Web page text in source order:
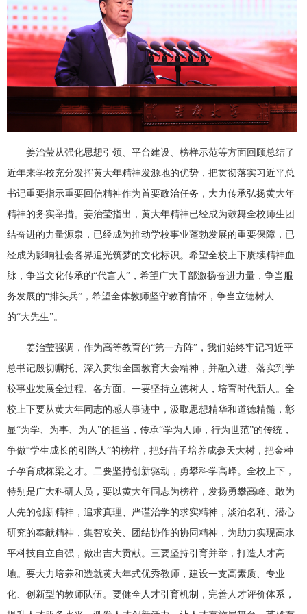
姜治莹从强化思想引领、平台建设、榜样示范等方面回顾总结了
近年来学校充分发挥黄大年精神发源地的优势，把贯彻落实习近平总
书记重要指示重要回信精神作为首要政治任务，大力传承弘扬黄大年
精神的务实举措。姜治莹指出，黄大年精神已经成为鼓舞全校师生团
结奋进的力量源泉，已经成为推动学校事业蓬勃发展的重要保障，已
经成为影响社会各界追光筑梦的文化标识。希望全校上下赓续精神血
脉，争当文化传承的“代言人”，希望广大干部激扬奋进力量，争当服
务发展的“排头兵”，希望全体教师坚守教育情怀，争当立德树人
的“大先生”。
姜治莹强调，作为高等教育的“第一方阵”，我们始终牢记习近平
总书记殷切嘱托、深入贯彻全国教育大会精神，并融入进、落实到学
校事业发展全过程、各方面。一要坚持立德树人，培育时代新人。全
校上下要从黄大年同志的感人事迹中，汲取思想精华和道德精髓，彰
显“为学、为事、为人”的担当，传承“学为人师，行为世范”的传统，
争做“学生成长的引路人”的榜样，把好苗子培养成参天大树，把金种
子孕育成栋梁之才。二要坚持创新驱动，勇攀科学高峰。全校上下，
特别是广大科研人员，要以黄大年同志为榜样，发扬勇攀高峰、敢为
人先的创新精神，追求真理、严谨治学的求实精神，淡泊名利、潜心
研究的奉献精神，集智攻关、团结协作的协同精神，为助力实现高水
平科技自立自强，做出吉大贡献。三要坚持引育并举，打造人才高
地。要大力培养和造就黄大年式优秀教师，建设一支高素质、专业
化、创新型的教师队伍。要健全人才引育机制，完善人才评价体系，